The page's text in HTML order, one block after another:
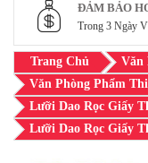
ĐẢM BẢO
Trong 3 Ngày
Trang Chủ
Văn
Văn Phòng Phẩm
Lưỡi Dao Rọc Giấy
Lưỡi Dao Rọc Giấy